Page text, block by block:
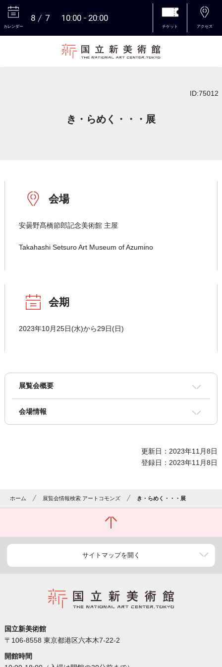
カレンダー
8 7 10:00 20:00
チケット アクセス
ID:75012
き・らめく・・・展
会場
安曇野髙橋節郎記念美術館 主屋
Takahashi Setsuro Art Museum of Azumino
会期
2023年10月25日(水)から29日(日)
展覧会概要
会場情報
更新日：2023年11月8日
登録日：2023年11月8日
ホーム 展覧会情報検索 アートコモンズ き・らめく・・・展
サイトマップを開く
国立新美術館
〒106-8558 東京都港区六本木7-22-2
開館時間